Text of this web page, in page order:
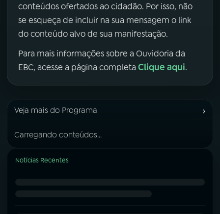
conteúdos ofertados ao cidadão. Por isso, não
se esqueça de incluir na sua mensagem o link
do conteúdo alvo de sua manifestação.
Para mais informações sobre a Ouvidoria da
EBC, acesse a página completa Clique aqui.
Veja mais do Programa ›
Carregando conteúdos...
Notícias Recentes